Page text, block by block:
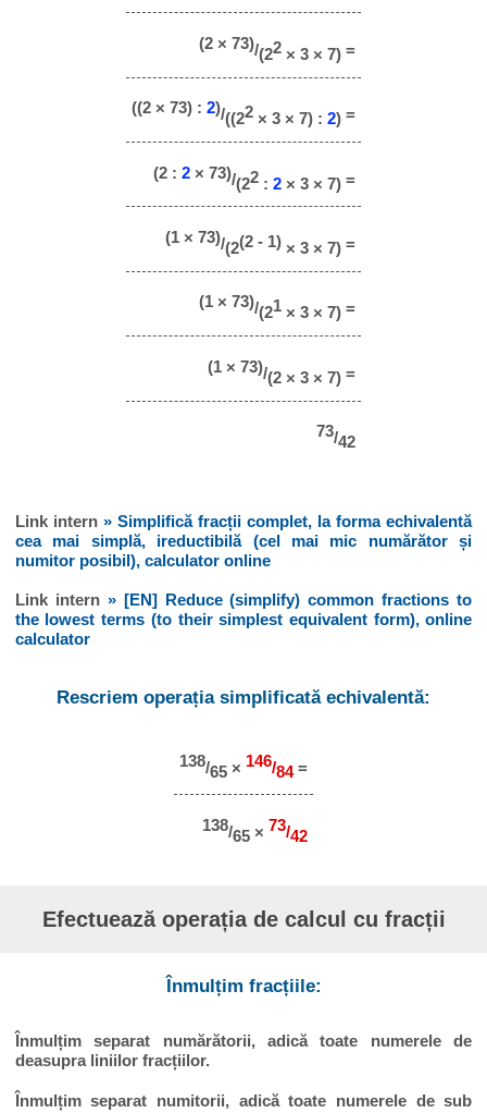
(2 × 73)/(22 × 3 × 7) =
((2 × 73) : 2)/((22 × 3 × 7) : 2) =
(2 : 2 × 73)/(22 : 2 × 3 × 7) =
(1 × 73)/(2(2 - 1) × 3 × 7) =
(1 × 73)/(21 × 3 × 7) =
(1 × 73)/(2 × 3 × 7) =
73/42
Link intern » Simplifică fracții complet, la forma echivalentă
cea mai simplă, ireductibilă (cel mai mic numărător și
numitor posibil), calculator online
Link intern » [EN] Reduce (simplify) common fractions to
the lowest terms (to their simplest equivalent form), online
calculator
Rescriem operația simplificată echivalentă:
138/65 × 146/84 =
138/65 × 73/42
Efectuează operația de calcul cu fracții
Înmulțim fracțiile:
Înmulțim separat numărătorii, adică toate numerele de
deasupra liniilor fracțiilor.
Înmulțim separat numitorii, adică toate numerele de sub